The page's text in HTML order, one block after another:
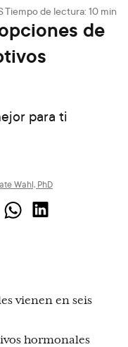
Tiempo de lectura: 10 min
de
para ti
Wahl, PhD
vienen en seis
hormonales